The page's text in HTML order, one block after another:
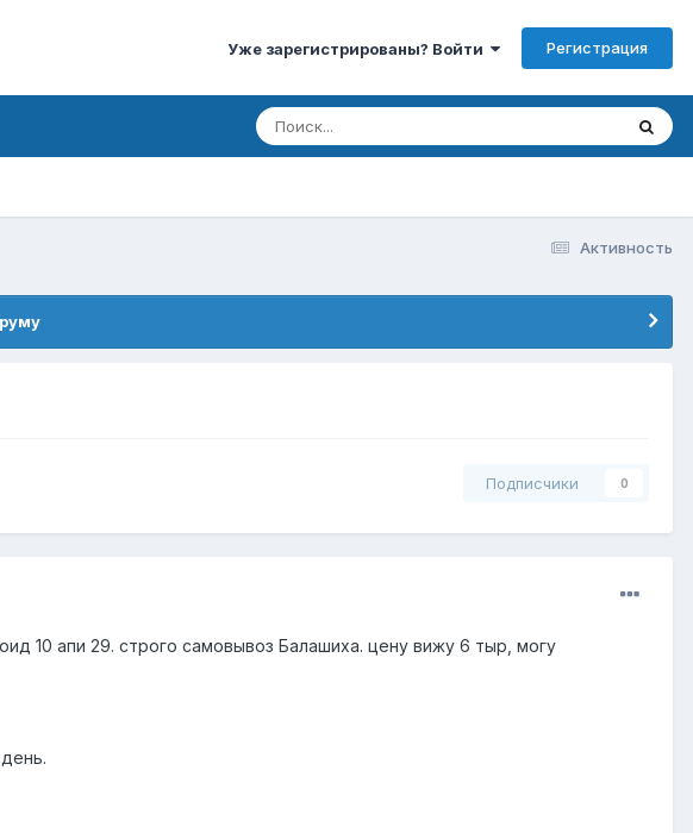
Уже зарегистрированы? Войти Регистрация
Активность
Подписчики 0
10 апи 29. строго самовывоз Балашиха. цену вижу 6 тыр, могу